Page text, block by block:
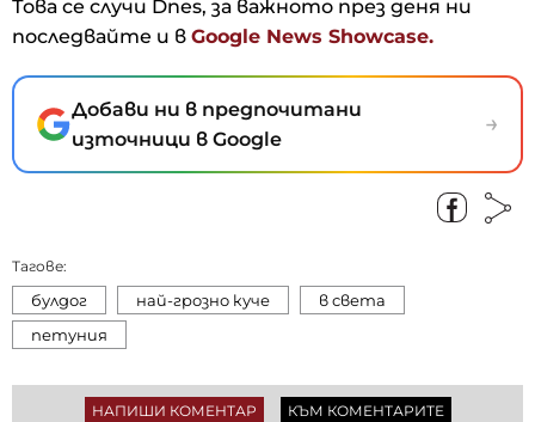
Това се случи Dnes, за важното през деня ни
последвайте и в Google News Showcase.
Добави ни в предпочитани
източници в Google
→
Тагове:
булдог най-грозно куче
в света
петуния
НАПИШИ КОМЕНТАР КЪМ КОМЕНТАРИТЕ